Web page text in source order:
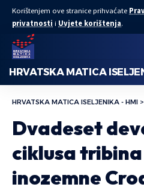
Korištenjem ove stranice prihvaćate
privatnosti i Uvjete korištenja.
HRVATSKA MATICA
HRVATSKA MATICA ISELJENIKA - HMI >
Dvadeset
ciklusa
inozemne